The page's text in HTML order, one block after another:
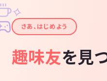
✦
✧
さあ、はじめよう
趣味友を見